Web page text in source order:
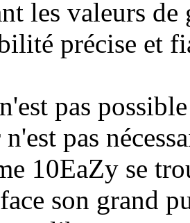
les valeurs de
précise et
pas
pas
10EaZy se
son grand